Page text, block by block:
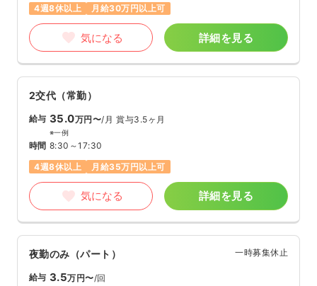
4週8休以上
月給30万円以上可
気になる 詳細を見る
2交代（常勤）
給与 35.0万円〜/月 賞与3.5ヶ月
※一例
時間 8:30～17:30
4週8休以上
月給35万円以上可
気になる 詳細を見る
夜勤のみ（パート） 一時募集休止
給与 3.5万円〜/回